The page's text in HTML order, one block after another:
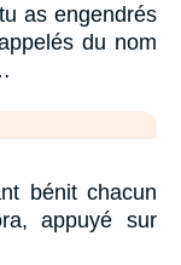
as engendrés
du nom
bénit chacun
appuyé sur